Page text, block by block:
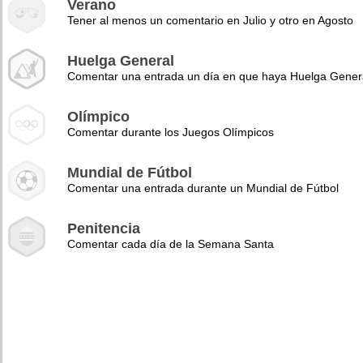
Verano
Tener al menos un comentario en Julio y otro en Agosto
Huelga General
Comentar una entrada un día en que haya Huelga
Olímpico
Comentar durante los Juegos Olímpicos
Mundial de Fútbol
Comentar una entrada durante un Mundial de Fútbol
Penitencia
Comentar cada día de la Semana Santa